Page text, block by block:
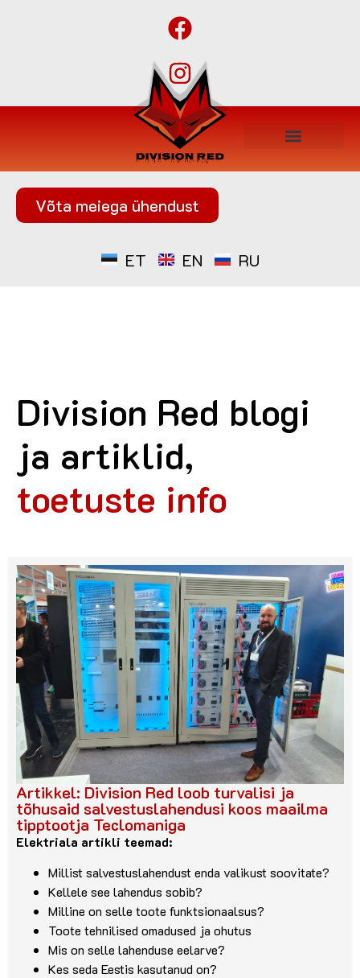
ET EN RU
Võta meiega ühendust
Division Red blogi
ja artiklid,
toetuste info
Artikkel: Division Red loob turvalisi ja
tõhusaid salvestuslahendusi koos maailma
tipptootja Teclomaniga
Elektriala artikli teemad:
Millist salvestuslahendust enda valikust soovitate?
Kellele see lahendus sobib?
Milline on selle toote funktsionaalsus?
Toote tehnilised omadused ja ohutus
Mis on selle lahenduse eelarve?
Kes seda Eestis kasutanud on?